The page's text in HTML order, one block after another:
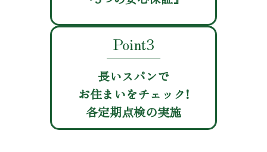
Point3
長いスパンで
お住まいをチェック!
各定期点検の実施